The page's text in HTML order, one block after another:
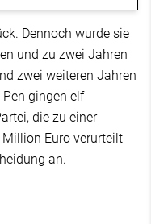
Dennoch wurde sie
und zu zwei Jahren
zwei weiteren Jahren
gingen elf
die zu einer
Euro verurteilt
an.